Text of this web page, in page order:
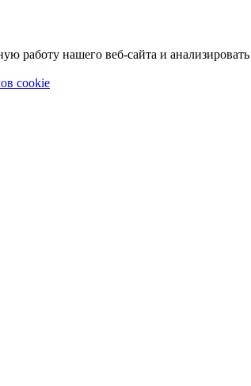
работу нашего веб-сайта и анализировать
cookie